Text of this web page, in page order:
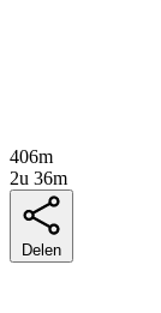
406m
2u 36m
Delen